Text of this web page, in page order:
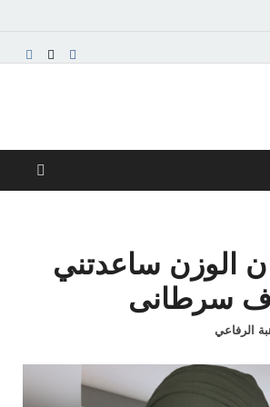
نيوز
الوزن ساعدتني
سرطانى
الرفاعي